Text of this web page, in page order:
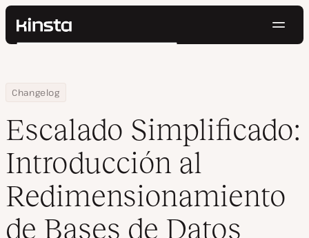
Kinsta®
Precios
Contacto
Buscar
Home
Changelog
Escalado Simplificado: Introducción al Redimensionamiento de
Escalado Simplificado:
Introducción al
Redimensionamiento
de Bases de Datos